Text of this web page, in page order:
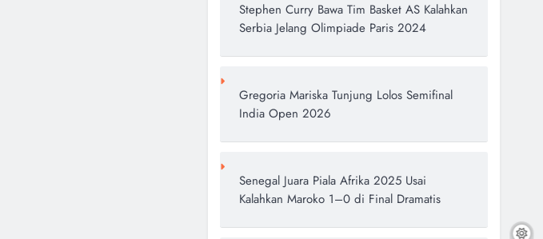
Stephen Curry Bawa Tim Basket AS Kalahkan
Serbia Jelang Olimpiade Paris 2024
Gregoria Mariska Tunjung Lolos Semifinal
India Open 2026
Senegal Juara Piala Afrika 2025 Usai
Kalahkan Maroko 1–0 di Final Dramatis